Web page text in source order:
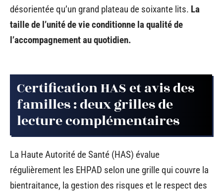
désorientée qu’un grand plateau de soixante lits. La
taille de l’unité de vie conditionne la qualité de
l’accompagnement au quotidien.
Certification HAS et avis des
familles : deux grilles de
lecture complémentaires
La Haute Autorité de Santé (HAS) évalue
régulièrement les EHPAD selon une grille qui couvre la
bientraitance, la gestion des risques et le respect des